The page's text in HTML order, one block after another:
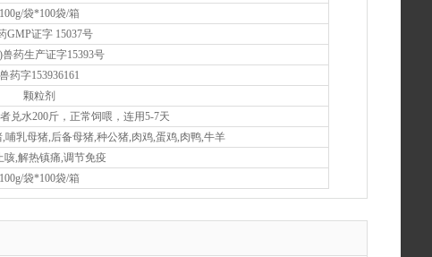
100g/袋*100袋/箱
GMP证字 15037号
兽药生产证字15393号
兽药字153936161
颗粒剂
兑水200斤，正常饲喂，连用5-7天
哺乳母猪,后备母猪,种公猪,肉鸡,蛋鸡,肉鸭,牛羊
咳,解热镇痛,调节免疫
100g/袋*100袋/箱